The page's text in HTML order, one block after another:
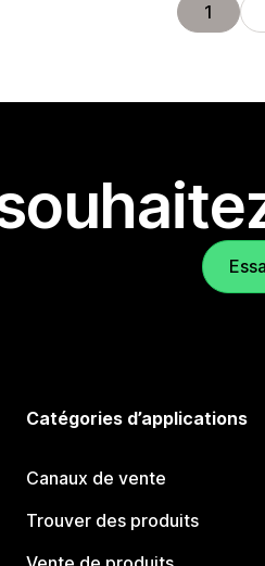
1
Catégories d’applications
Canaux de vente
Trouver des produits